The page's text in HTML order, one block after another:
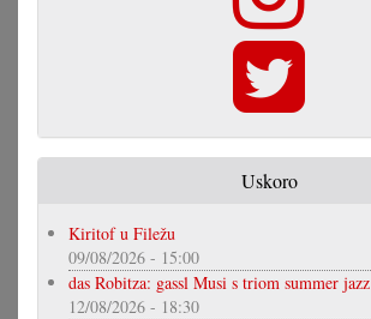
Uskoro
Kiritof u Filežu
09/08/2026 - 15:00
das Robitza: gassl Musi s triom summer jazz
12/08/2026 - 18:30